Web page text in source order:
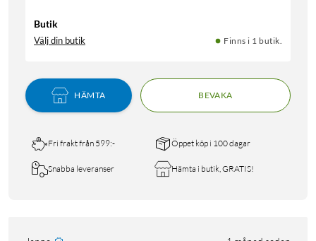
Butik
Välj din butik Finns i 1 butik.
HÄMTA BEVAKA
Fri frakt från 599:- Öppet köp i 100 dagar
Snabba leveranser Hämta i butik, GRATIS!